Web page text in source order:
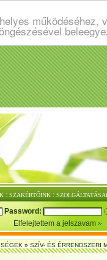
: SZAKÉRTŐINK :
Password:
Elfelejtettem a jelszavam
»SZÍV- ÉS ÉRRENDSZERI